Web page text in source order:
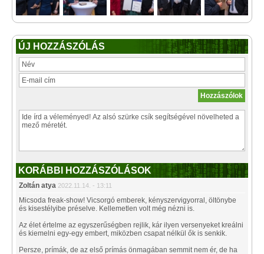
ÚJ HOZZÁSZÓLÁS
KORÁBBI HOZZÁSZÓLÁSOK
Zoltán atya 2022.11.14. - 13:11
Micsoda freak-show! Vicsorgó emberek, kényszervigyorral, öltönybe
és kisestélyibe préselve. Kellemetlen volt még nézni is.
Az élet értelme az egyszerűségben rejlik, kár ilyen versenyeket kreálni
és kiemelni egy-egy embert, miközben csapat nélkül ők is senkik.
Persze, prímák, de az első prímás önmagában semmit nem ér, de ha